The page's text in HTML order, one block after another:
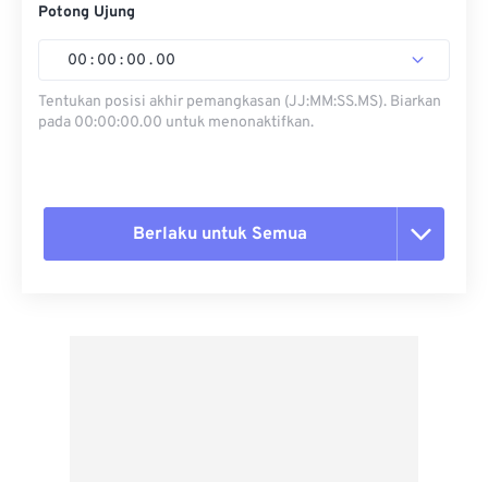
Potong Ujung
00 : 00 : 00 . 00
Tentukan posisi akhir pemangkasan (JJ:MM:SS.MS). Biarkan
pada 00:00:00.00 untuk menonaktifkan.
Berlaku untuk Semua